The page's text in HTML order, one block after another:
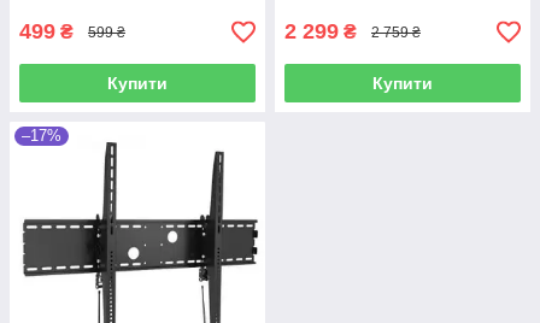
499 ₴ 599 ₴
Купити
2 299 ₴ 2 759 ₴
Купити
–17%